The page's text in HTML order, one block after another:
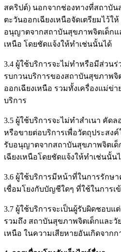
สคริปต์) นอกจากช่องทางที่สถาบั
ตะวันออกเฉียงเหนือจัดเตรียมไว้ใ
อนุญาตจากสถาบันสุขภาพจิตเด็กแ
เหนือ โดยชัดแจ้งให้ทำเช่นนั้นได้
3.4 ผู้ใช้บริการจะไม่ทำหรือมีส่วน
รบกวนบริการของสถาบันสุขภาพจิ
ออกเฉียงเหนือ รวมทั้งเครื่องแม่ข่
บริการ
3.5 ผู้ใช้บริการจะไม่ทำสำเนา คัด
หรือขายต่อบริการเพื่อวัตถุประสงค์
รับอนุญาตจากสถาบันสุขภาพจิตเ
เฉียงเหนือโดยชัดแจ้งให้ทำเช่นนั้น
3.6 ผู้ใช้บริการมีหน้าที่ในการรักษ
เชื่อมโยงกับบัญชีใดๆ ที่ใช้ในการเ
3.7 ผู้ใช้บริการจะเป็นผู้รับผิดชอบแ
รวมถึง สถาบันสุขภาพจิตเด็กและวั
เหนือ ในความเสียหายอันเกิดจาก